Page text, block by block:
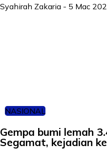
Syahirah Zakaria - 5 Mac
NASIONAL
Gempa bumi lemah
Segamat, kejadian